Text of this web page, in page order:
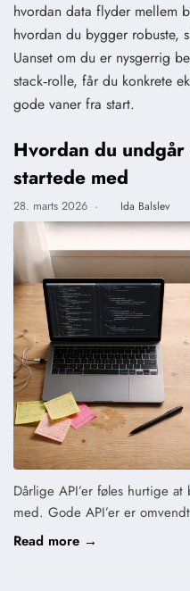
hvordan data flyder mellem
hvordan du bygger robuste,
Uanset om du er nysgerrig
stack‑rolle, får du konkrete
gode vaner fra start.
Hvordan du
startede med
28. marts 2026 · Ida Balslev
Dårlige API’er føles hurtige
med. Gode API’er er
Read more →